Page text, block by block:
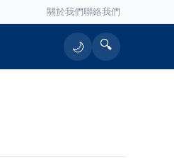
關於我們聯絡我們
🌙 🔍